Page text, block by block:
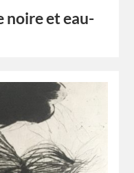
noire et eau-